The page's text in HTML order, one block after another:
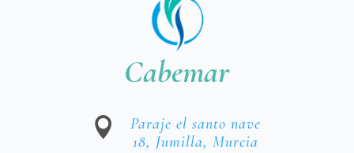
Cabemar

Paraje el santo nave
18, Jumilla, Murcia